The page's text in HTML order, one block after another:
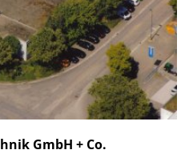
GmbH + Co.